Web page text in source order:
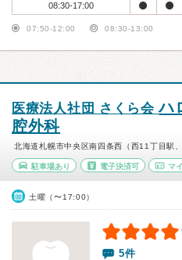
08:30-17:00
07:50-12:00 08:30-13:00
医療法人社団 さくら会ハ
腔外科
北海道札幌市中央区南四条西（西11丁目駅
駐車場あり 電子決済可 マ
土曜（〜17:00）
5件